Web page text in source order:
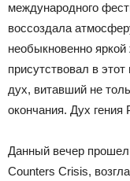
международного
воссоздала
необыкновенно яркой
присутствовал в
дух, витавший не
окончания. Дух
Данный вечер
Counters Crisis,